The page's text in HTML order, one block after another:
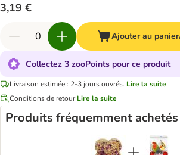
3,19 €
Ajouter au panier
Collectez 3 zooPoints pour ce produit
Livraison estimée : 2-3 jours ouvrés. Lire la suite
Conditions de retour Lire la suite
Produits fréquemment